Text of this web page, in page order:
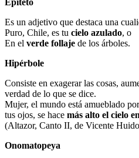
Es un adjetivo que destaca una
Puro, Chile, es tu cielo azulado, o
En el verde follaje de los árboles.
Hipérbole
Consiste en exagerar las cosas,
verdad de lo que se dice.
Mujer, el mundo está amueblado por
tus ojos, se hace más alto el cielo
(Altazor, Canto II, de Vicente
Onomatopeya